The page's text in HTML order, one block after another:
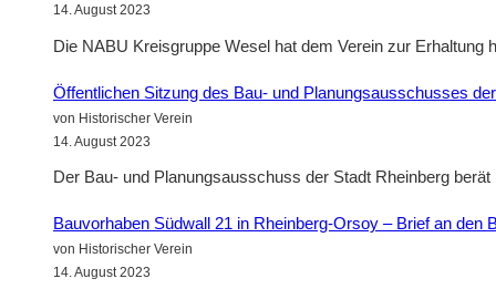
14. August 2023
Die NABU Kreisgruppe Wesel hat dem Verein zur
Öffentlichen Sitzung des Bau- und Planungsausschusses
von Historischer Verein
14. August 2023
Der Bau- und Planungsausschuss der Stadt Rheinberg
Bauvorhaben Südwall 21 in Rheinberg-Orsoy – Brief an den
von Historischer Verein
14. August 2023